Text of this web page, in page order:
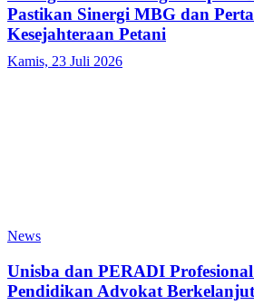
Pastikan Sinergi MBG dan
Kesejahteraan Petani
Kamis, 23 Juli 2026
News
Unisba dan PERADI
Pendidikan Advokat